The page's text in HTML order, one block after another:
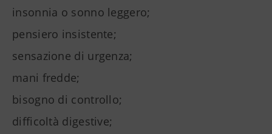
insonnia o sonno leggero;
pensiero insistente;
sensazione di urgenza;
mani fredde;
bisogno di controllo;
difficoltà digestive;